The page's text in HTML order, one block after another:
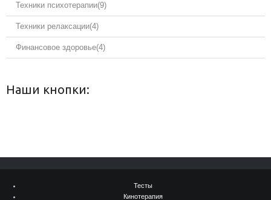
Техники психотерапии(9)
Техники релаксации(4)
Финансовое здоровье(4)
Наши кнопки:
Тесты
Кинотерапия